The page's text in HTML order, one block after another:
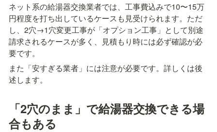
ネット系の給湯器交換業者では、工事費込みで10〜15万
円程度を打ち出しているケースも見受けられます。ただ
し、2穴→1穴変更工事が「オプション工事」として別途
請求されるケースが多く、見積もり時には必ず確認が必
要です。
また「安すぎる業者」には注意が必要です。詳しくは後
述します。
「2穴のまま」で給湯器交換できる場
合もある